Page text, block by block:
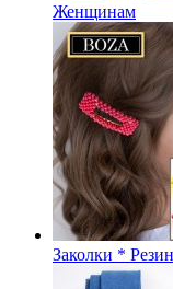
Женщинам
Заколки *